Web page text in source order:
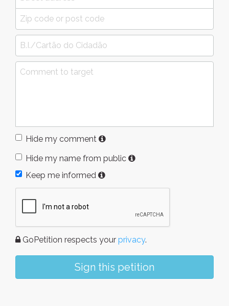
Hide my comment
Hide my name from public
Keep me informed
GoPetition respects your privacy.
Sign this petition